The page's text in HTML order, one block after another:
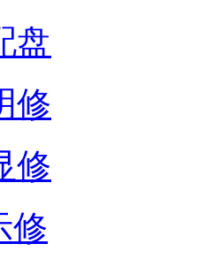
盘
修
修
修